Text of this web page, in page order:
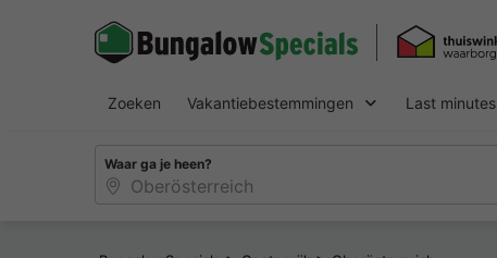
Zoeken Vakantiebestemmingen Last minutes
Waar ga je heen?